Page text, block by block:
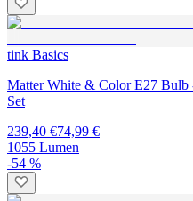
tink Basics
Matter White & Color E27 Bulb
Set
239,40 €74,99 €
1055 Lumen
-54 %